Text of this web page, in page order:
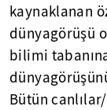
kaynaklanan
dünyagörüşü
bilimi
Bütün